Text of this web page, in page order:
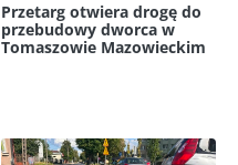
Przetarg otwiera drogę do
przebudowy dworca w
Tomaszowie Mazowieckim